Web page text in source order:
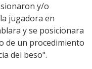
y/o
jugadora en
y se posicionara
de un procedimiento
del beso".